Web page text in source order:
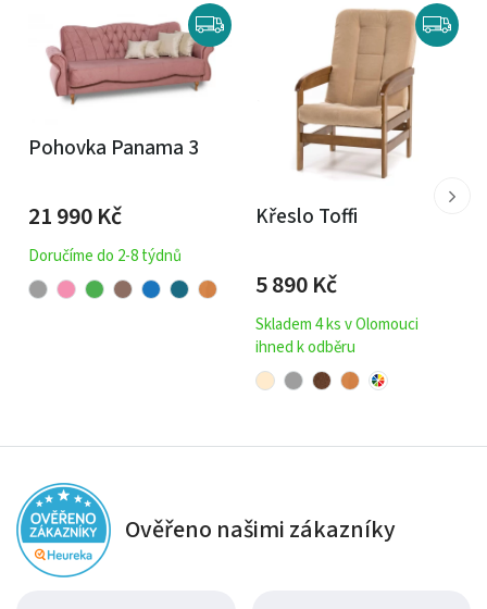
Pohovka Panama 3
21 990Kč
Doručíme do 2-8 týdnů
Křeslo Toffi
5 890Kč
Skladem 4 ks v Olomouci
ihned k odběru
Ověřeno našimi zákazníky